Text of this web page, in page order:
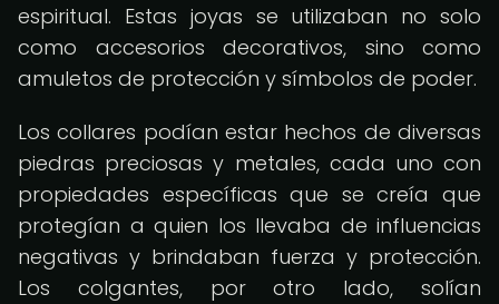
espiritual. Estas joyas se utilizaban no solo
como accesorios decorativos, sino como
amuletos de protección y símbolos de poder.
Los collares podían estar hechos de diversas
piedras preciosas y metales, cada uno con
propiedades específicas que se creía que
protegían a quien los llevaba de influencias
negativas y brindaban fuerza y ​​protección.
Los colgantes, por otro lado, solían